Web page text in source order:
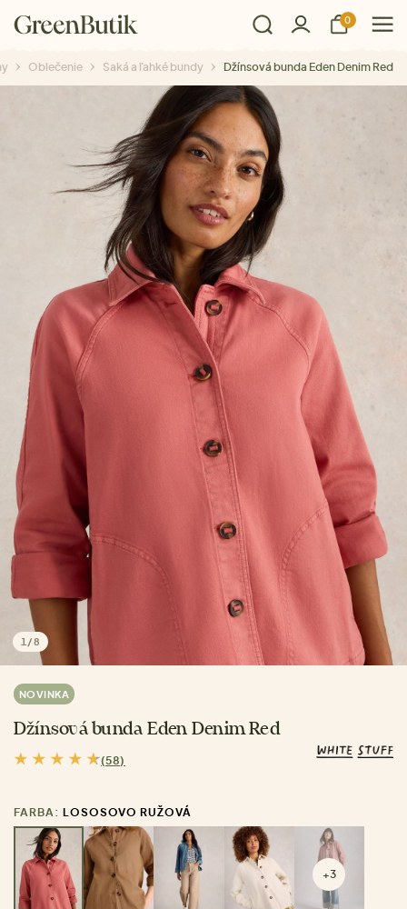
0
Oblečenie Saká a ľahké bundy Džínsová bunda Eden Denim Red
1 /8
NOVINKA
Džínsová bunda Eden Denim Red
(58)
FARBA: LOSOSOVO RUŽOVÁ
+3